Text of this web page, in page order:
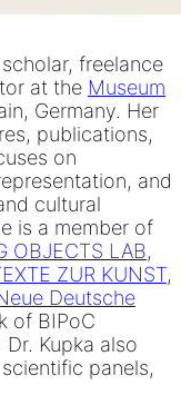
freelance
at the Museum
Germany. Her
publications,
on
and
cultural
is a member of
OBJECTS LAB,
ZUR KUNST,
Deutsche
of BIPoC
Kupka also
panels,